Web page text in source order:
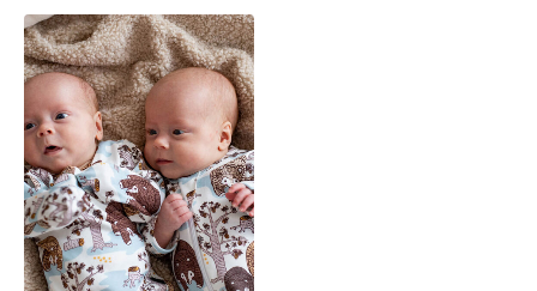
tuotteella
on
useampi
muunnelma.
Voit
tehdä
valinnat
tuotteen